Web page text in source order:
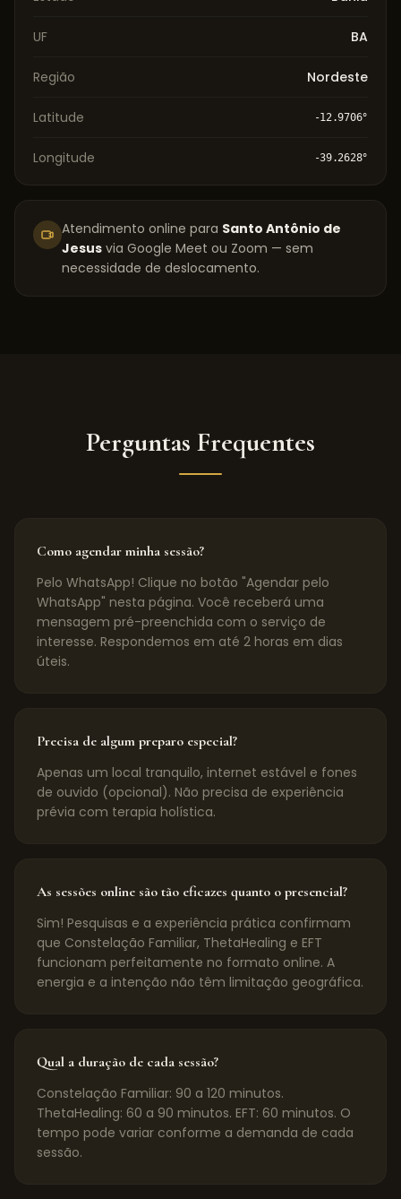
UF BA
Região Nordeste
Latitude -12.9706°
Longitude -39.2628°
Atendimento online para Santo Antônio de
Jesus via Google Meet ou Zoom — sem
necessidade de deslocamento.
Perguntas Frequentes
Como agendar minha sessão?
Pelo WhatsApp! Clique no botão "Agendar pelo
WhatsApp" nesta página. Você receberá uma
mensagem pré-preenchida com o serviço de
interesse. Respondemos em até 2 horas em dias
úteis.
Precisa de algum preparo especial?
Apenas um local tranquilo, internet estável e fones
de ouvido (opcional). Não precisa de experiência
prévia com terapia holística.
As sessões online são tão eficazes quanto o presencial?
Sim! Pesquisas e a experiência prática confirmam
que Constelação Familiar, ThetaHealing e EFT
funcionam perfeitamente no formato online. A
energia e a intenção não têm limitação geográfica.
Qual a duração de cada sessão?
Constelação Familiar: 90 a 120 minutos.
ThetaHealing: 60 a 90 minutos. EFT: 60 minutos. O
tempo pode variar conforme a demanda de cada
sessão.